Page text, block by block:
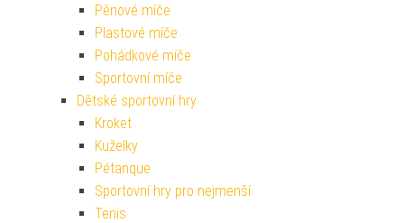
Pěnové míče
Plastové míče
Pohádkové míče
Sportovní míče
Dětské sportovní hry
Kroket
Kuželky
Pétanque
Sportovní hry pro nejmenší
Tenis